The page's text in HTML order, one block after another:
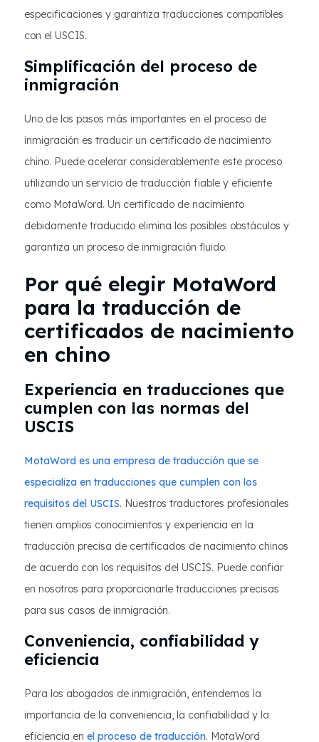
especificaciones y garantiza traducciones compatibles
con el USCIS.
Simplificación del proceso de
inmigración
Uno de los pasos más importantes en el proceso de
inmigración es traducir un certificado de nacimiento
chino. Puede acelerar considerablemente este proceso
utilizando un servicio de traducción fiable y eficiente
como MotaWord. Un certificado de nacimiento
debidamente traducido elimina los posibles obstáculos y
garantiza un proceso de inmigración fluido.
Por qué elegir MotaWord
para la traducción de
certificados de nacimiento
en chino
Experiencia en traducciones que
cumplen con las normas del
USCIS
MotaWord es una empresa de traducción que se
especializa en traducciones que cumplen con los
requisitos del USCIS. Nuestros traductores profesionales
tienen amplios conocimientos y experiencia en la
traducción precisa de certificados de nacimiento chinos
de acuerdo con los requisitos del USCIS. Puede confiar
en nosotros para proporcionarle traducciones precisas
para sus casos de inmigración.
Conveniencia, confiabilidad y
eficiencia
Para los abogados de inmigración, entendemos la
importancia de la conveniencia, la confiabilidad y la
eficiencia en el proceso de traducción. MotaWord